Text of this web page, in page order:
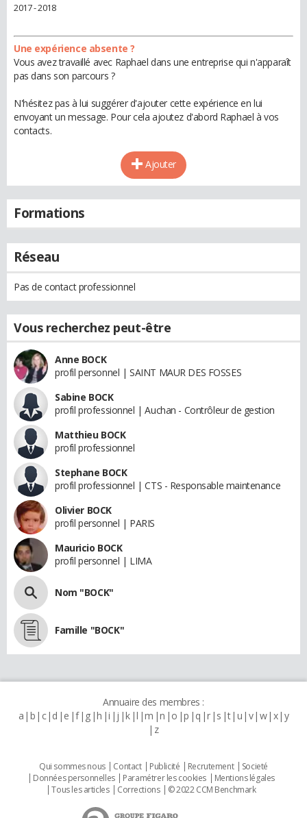
2017 - 2018
Une expérience absente ?
Vous avez travaillé avec Raphael dans une entreprise qui n'apparaît
pas dans son parcours ?
N'hésitez pas à lui suggérer d'ajouter cette expérience en lui
envoyant un message. Pour cela ajoutez d'abord Raphael à vos
contacts.
Ajouter
Formations
Réseau
Pas de contact professionnel
Vous recherchez peut-être
Anne BOCK
profil personnel | SAINT MAUR DES FOSSES
Sabine BOCK
profil professionnel | Auchan - Contrôleur de gestion
Matthieu BOCK
profil professionnel
Stephane BOCK
profil professionnel | CTS - Responsable maintenance
Olivier BOCK
profil personnel | PARIS
Mauricio BOCK
profil personnel | LIMA
Nom "BOCK"
Famille "BOCK"
Annuaire des membres :
a b c d e f g h i j k l m n o p q r s t u v w x y
z
Qui sommes nous Contact Publicité Recrutement
Societé
Données personnelles
Paramétrer les cookies
Mentions légales
Tous les articles
Corrections © 2022 CCM Benchmark